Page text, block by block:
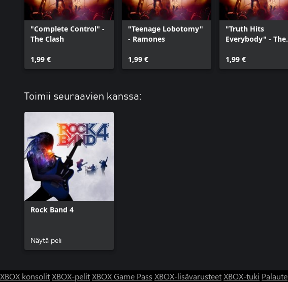
"Complete Control" -
The Clash
1,99 €
"Teenage Lobotomy"
- Ramones
1,99 €
"Truth Hits
Everybody" - The
1,99 €
Toimii seuraavien kanssa:
Rock Band 4
Näytä peli
XBOX konsolitXBOX-pelitXBOX Game Pass XBOX-lisävarusteetXBOX-tuki Palaute